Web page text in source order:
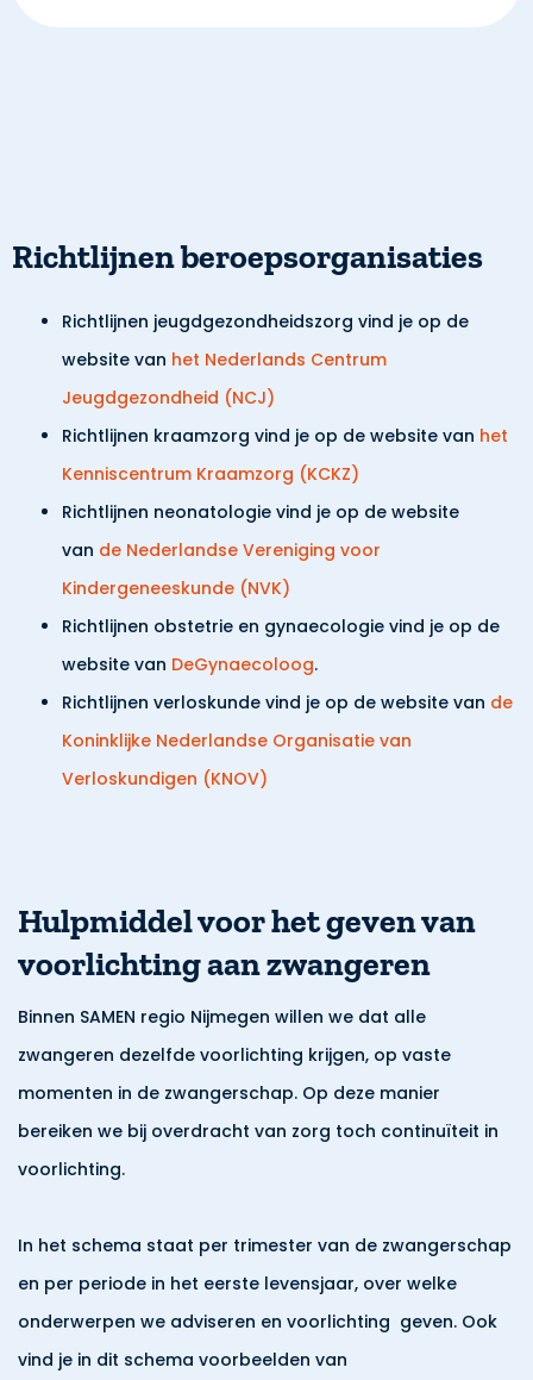
Richtlijnen beroepsorganisaties
Richtlijnen jeugdgezondheidszorg vind je op de
website van het Nederlands Centrum
Jeugdgezondheid (NCJ)
Richtlijnen kraamzorg vind je op de website van het
Kenniscentrum Kraamzorg (KCKZ)
Richtlijnen neonatologie vind je op de website
van de Nederlandse Vereniging voor
Kindergeneeskunde (NVK)
Richtlijnen obstetrie en gynaecologie vind je op de
website van DeGynaecoloog.
Richtlijnen verloskunde vind je op de website van de
Koninklijke Nederlandse Organisatie van
Verloskundigen (KNOV)
Hulpmiddel voor het geven van
voorlichting aan zwangeren
Binnen SAMEN regio Nijmegen willen we dat alle
zwangeren dezelfde voorlichting krijgen, op vaste
momenten in de zwangerschap. Op deze manier
bereiken we bij overdracht van zorg toch continuïteit in
voorlichting.
In het schema staat per trimester van de zwangerschap
en per periode in het eerste levensjaar, over welke
onderwerpen we adviseren en voorlichting geven. Ook
vind je in dit schema voorbeelden van